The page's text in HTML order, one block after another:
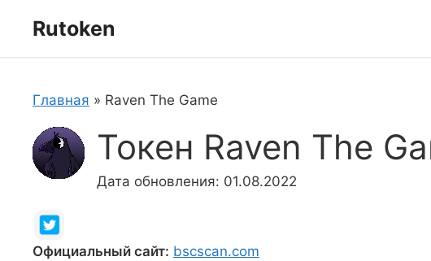
Rutoken
Главная » Raven The Game
Токен Raven The
Дата обновления: 01.08.2022
Официальный сайт: bscscan.com